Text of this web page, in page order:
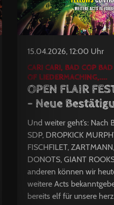
15.04.2026, 12:00 Uhr
CARI CARI, BAD COP
OF LIEDERMACHING,....
OPEN FLAIR
- Neue
Und weiter geht’s: Nach
SDP, DROPKICK
FISCHFILET,
DONOTS, GIANT
anderen können wir
weitere Acts
bereits elf für unsere